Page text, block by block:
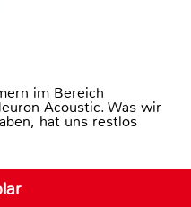
im Bereich
Acoustic. Was wir
hat uns restlos